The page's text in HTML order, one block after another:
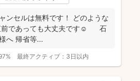
ンセルは無料です！ どのような
であっても大丈夫です☺️ 石
へ 帰省等...
最終アクティブ： 3日以内